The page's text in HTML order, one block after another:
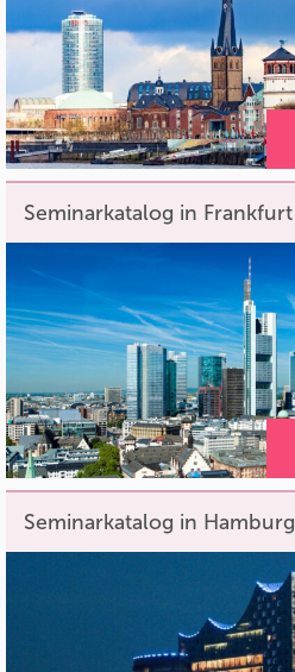
Seminarkatalog in Frankfurt
Seminarkatalog in Hamburg